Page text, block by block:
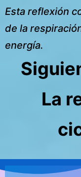
Esta reflexión
de la
energía.
La